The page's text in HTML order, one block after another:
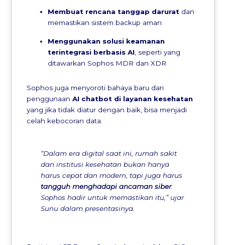
Membuat rencana tanggap daruratdan
memastikan sistem backup aman
Menggunakan solusi keamanan
terintegrasi berbasis AI, seperti yang
ditawarkan Sophos MDR dan XDR
Sophos juga menyoroti bahaya baru dari
penggunaanAI chatbot di layanan kesehatan
yang jika tidak diatur dengan baik, bisa menjadi
celah kebocoran data.
“Dalam era digital saat ini, rumah sakit
dan institusi kesehatan bukan hanya
harus cepat dan modern, tapi juga harus
tangguh menghadapi ancaman siber.
Sophos hadir untuk memastikan itu,” ujar
Sunu dalam presentasinya.